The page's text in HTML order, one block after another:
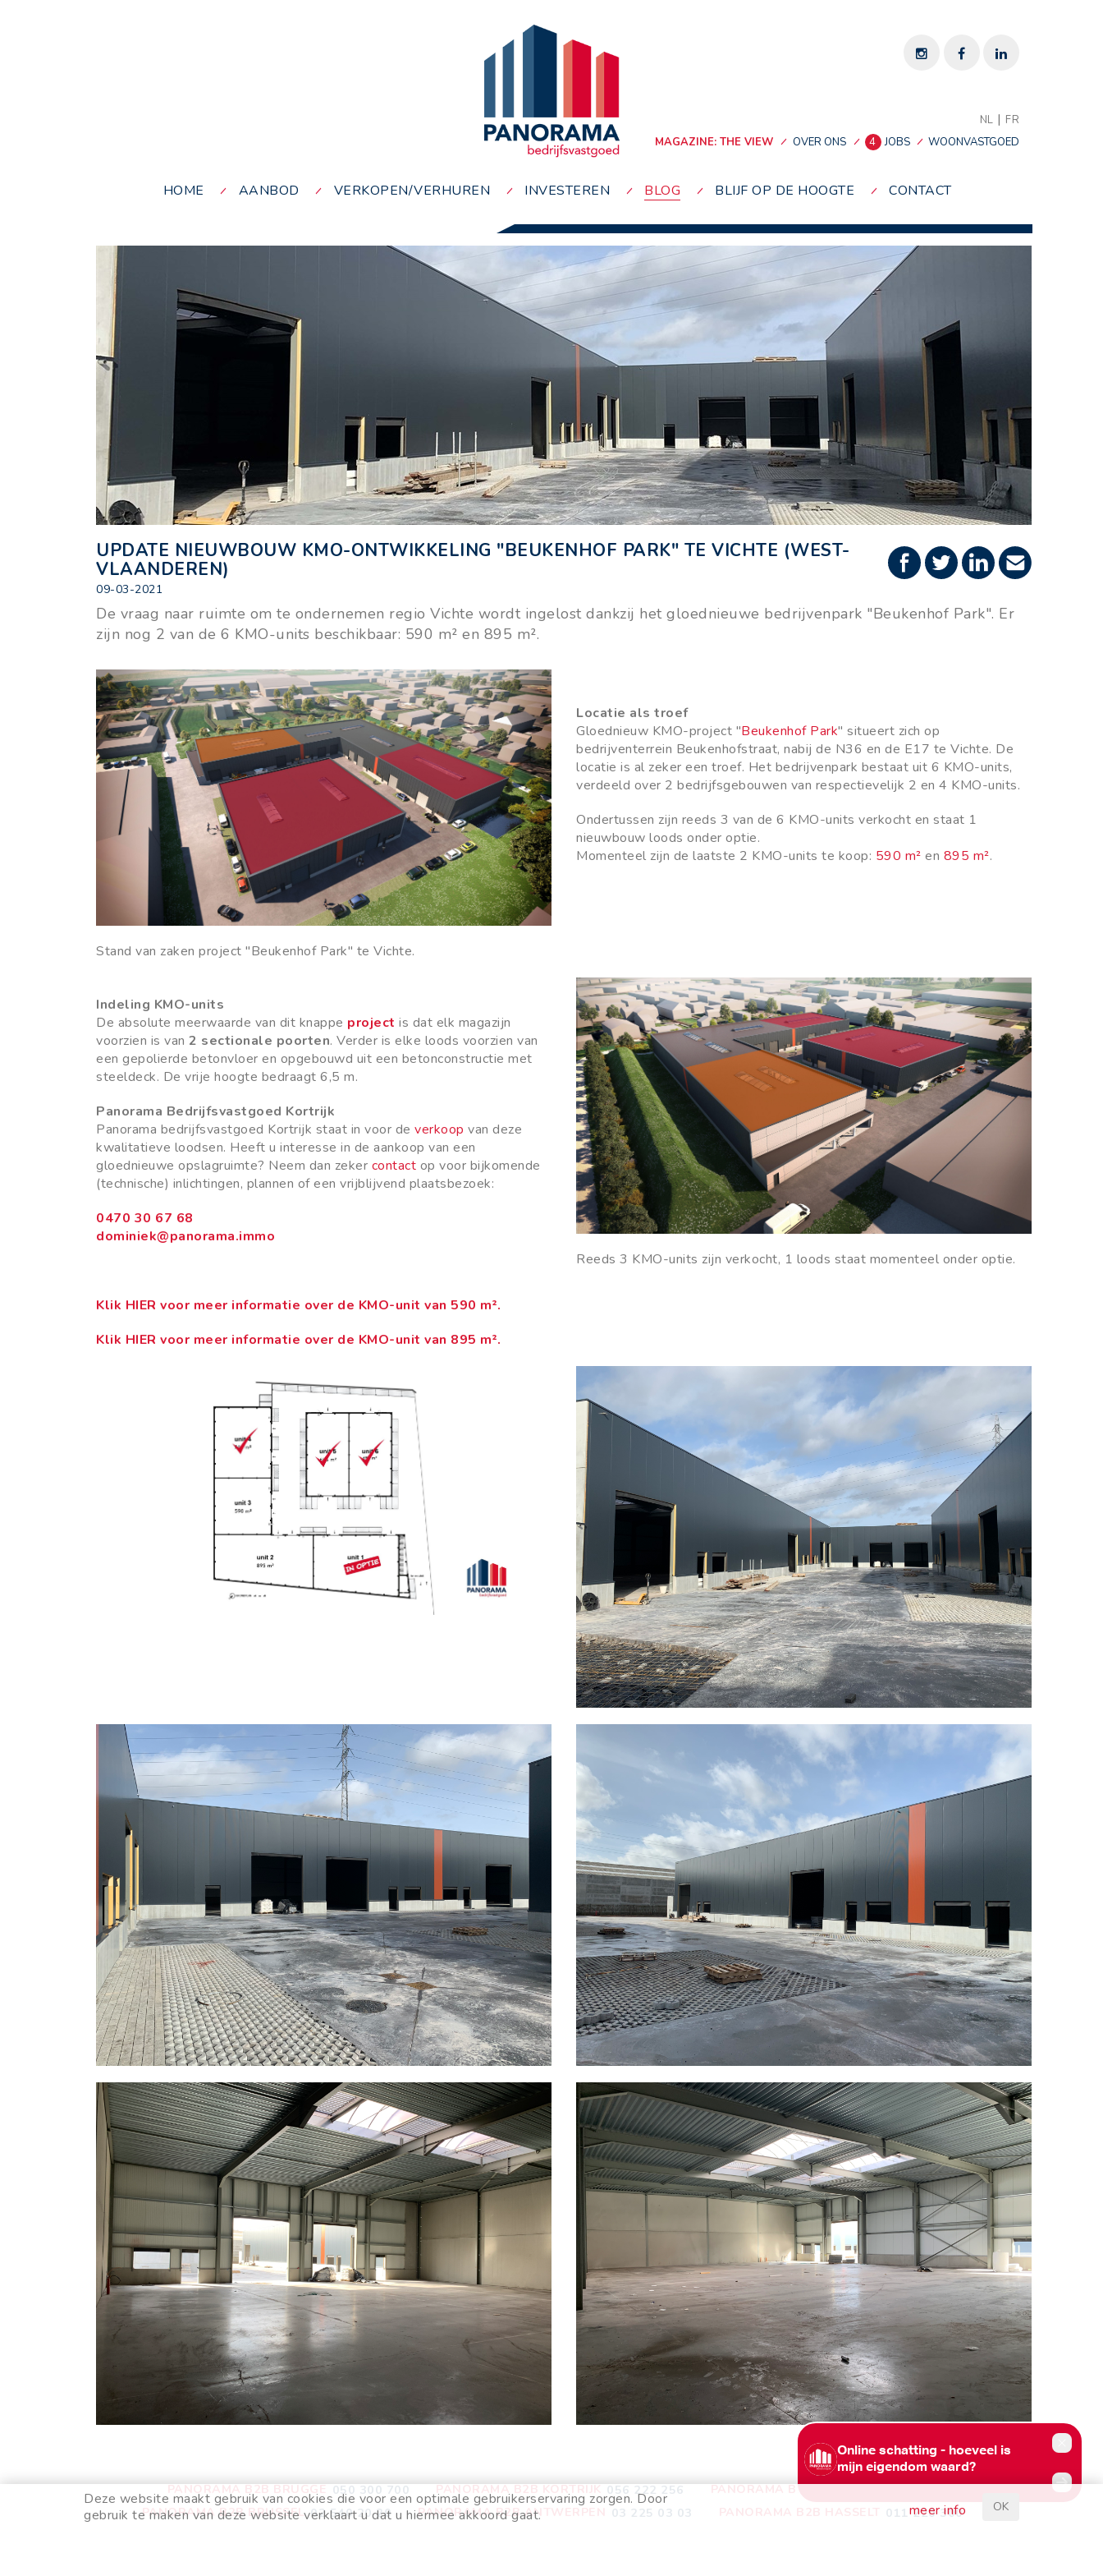
NL | FR
MAGAZINE: THE VIEW
OVER ONS 4 JOBS WOONVASTGOED
HOME AANBOD VERKOPEN/VERHUREN INVESTEREN BLOG BLIJF OP DE HOOGTE CONTACT
UPDATE NIEUWBOUW KMO-ONTWIKKELING "BEUKENHOF PARK" TE VICHTE (WEST-
VLAANDEREN)
09-03-2021
De vraag naar ruimte om te ondernemen regio Vichte wordt ingelost dankzij het gloednieuwe bedrijvenpark "Beukenhof Park". Er
zijn nog 2 van de 6 KMO-units beschikbaar: 590 m² en 895 m².
Stand van zaken project "Beukenhof Park" te Vichte.
Locatie als troef
Gloednieuw KMO-project "Beukenhof Park" situeert zich op
bedrijventerrein Beukenhofstraat, nabij de N36 en de E17 te Vichte. De
locatie is al zeker een troef. Het bedrijvenpark bestaat uit 6 KMO-units,
verdeeld over 2 bedrijfsgebouwen van respectievelijk 2 en 4 KMO-units.
Ondertussen zijn reeds 3 van de 6 KMO-units verkocht en staat 1
nieuwbouw loods onder optie.
Momenteel zijn de laatste 2 KMO-units te koop: 590 m² en 895 m².
Indeling KMO-units
De absolute meerwaarde van dit knappe project is dat elk magazijn
voorzien is van 2 sectionale poorten. Verder is elke loods voorzien van
een gepolierde betonvloer en opgebouwd uit een betonconstructie met
steeldeck. De vrije hoogte bedraagt 6,5 m.
Panorama Bedrijfsvastgoed Kortrijk
Panorama bedrijfsvastgoed Kortrijk staat in voor de verkoop van deze
kwalitatieve loodsen. Heeft u interesse in de aankoop van een
gloednieuwe opslagruimte? Neem dan zeker contact op voor bijkomende
(technische) inlichtingen, plannen of een vrijblijvend plaatsbezoek:
0470 30 67 68
dominiek@panorama.immo
Klik HIER voor meer informatie over de KMO-unit van 590 m².
Klik HIER voor meer informatie over de KMO-unit van 895 m².
Reeds 3 KMO-units zijn verkocht, 1 loods staat momenteel onder optie.
PANORAMA B2B BRUGGE050 300 700 PANORAMA B2B KORTRIJK 056 222 256 PANORAMA B2B GENT 09 225 09 09
PANORAMA B2B BRUSSEL02 540 20 20 PANORAMA B2B ANTWERPEN 03 225 03 03 011 220 300
Deze website maakt gebruik van cookies die voor een optimale gebruikerservaring zorgen. Door
gebruik te maken van deze website verklaart u dat u hiermee akkoord gaat.
OK
meer info